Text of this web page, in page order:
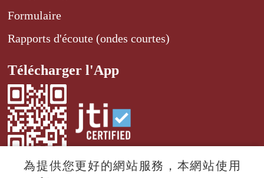
Formulaire
Rapports d'écoute (ondes courtes)
Télécharger l'App
為提供您更好的網站服務，本網站使用